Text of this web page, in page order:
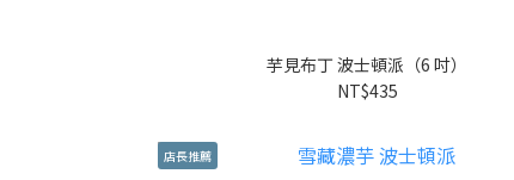
芋見布丁 波士頓派（6 吋）
NT$435
店長推薦